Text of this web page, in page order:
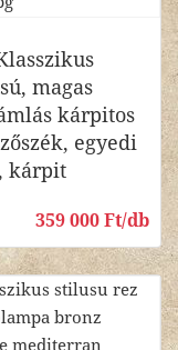
magas
kárpitos
egyedi
kárpit
359 000 Ft/db